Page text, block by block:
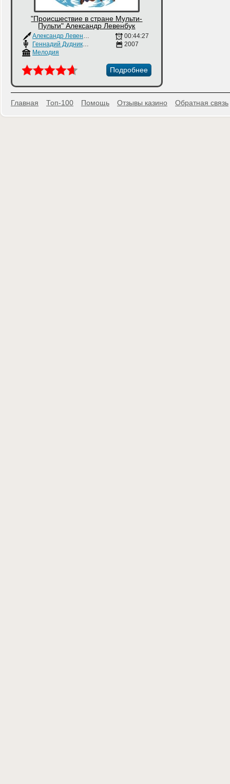
"Происшествие в стране Мульти-
Пульти" Александр Левенбук
Александр Левенбук
Геннадий Дудник
,Клара Румянова,Кира Смирнова
Мелодия
00:44:27
2007
Подробнее
Главная Топ-100 Помощь Отзывы казино Обратная связь